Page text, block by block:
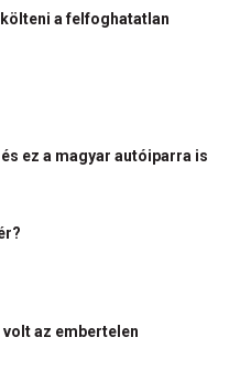
a felfoghatatlan
ez a magyar autóiparra is
az embertelen